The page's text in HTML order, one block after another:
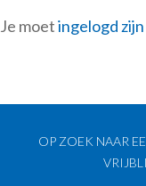
Je moetingelogd
OP ZOEK NAAR